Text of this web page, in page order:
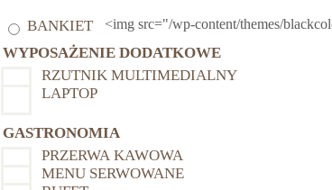
BANKIET <img src="/wp-content/themes/
WYPOSAŻENIE DODATKOWE
RZUTNIK MULTIMEDIALNY
LAPTOP
GASTRONOMIA
PRZERWA KAWOWA
MENU SERWOWANE